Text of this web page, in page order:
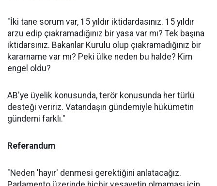
"İki tane sorum var, 15 yıldır iktidardasınız. 15 yıldır
arzu edip çıakramadığınız bir yasa var mı? Tek başına
iktidarsınız. Bakanlar Kurulu olup çıakramadığınız bir
kararname var mı? Peki ülke neden bu halde? Kim
engel oldu?
AB'ye üyelik konusunda, terör konusunda her türlü
desteği veririz. Vatandaşın gündemiyle hükümetin
gündemi farklı."
Referandum
"Neden 'hayır' denmesi gerektiğini anlatacağız.